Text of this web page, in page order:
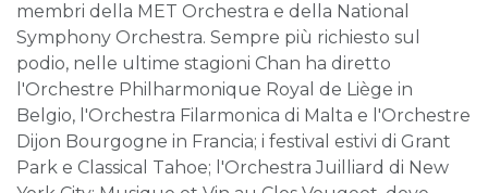
membri della MET Orchestra e della National
Symphony Orchestra. Sempre più richiesto sul
podio, nelle ultime stagioni Chan ha diretto
l'Orchestre Philharmonique Royal de Liège in
Belgio, l'Orchestra Filarmonica di Malta e l'Orchestre
Dijon Bourgogne in Francia; i festival estivi di Grant
Park e Classical Tahoe; l'Orchestra Juilliard di New